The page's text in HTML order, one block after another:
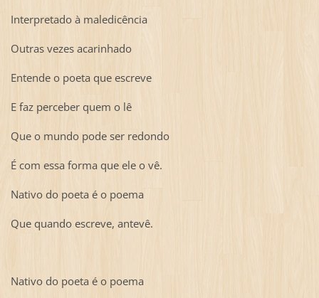
Interpretado à maledicência
Outras vezes acarinhado
Entende o poeta que escreve
E faz perceber quem o lê
Que o mundo pode ser redondo
É com essa forma que ele o vê.
Nativo do poeta é o poema
Que quando escreve, antevê.
Nativo do poeta é o poema